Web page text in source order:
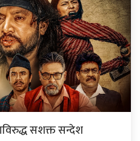
सशक्त सन्देश